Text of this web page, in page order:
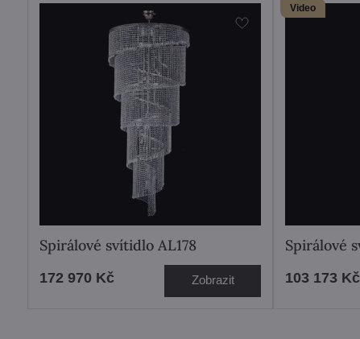
Spirálové svítidlo AL178
172 970 Kč Zobrazit
Video
Spirálové
103 173 Kč